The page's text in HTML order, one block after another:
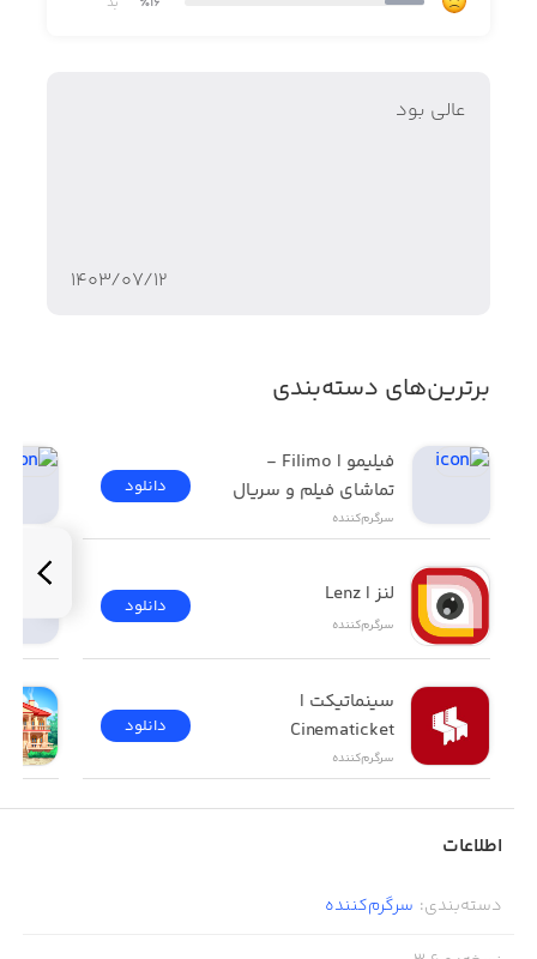
-از موانع در راه خود دوری کنید تا زنده بمانید.
برسانید.عالی بود
۱۴۰۳/۰۷/۱۲
برترین‌های دسته‌بندی
تماشای فیلم و سریال
سرگرم‌کننده
دانلود
لنز | Lenz
سرگرم‌کننده
دانلود
Cinematicket
سرگرم‌کننده
دانلود
اطلاعات
دسته‌بندی: سرگرم‌کننده